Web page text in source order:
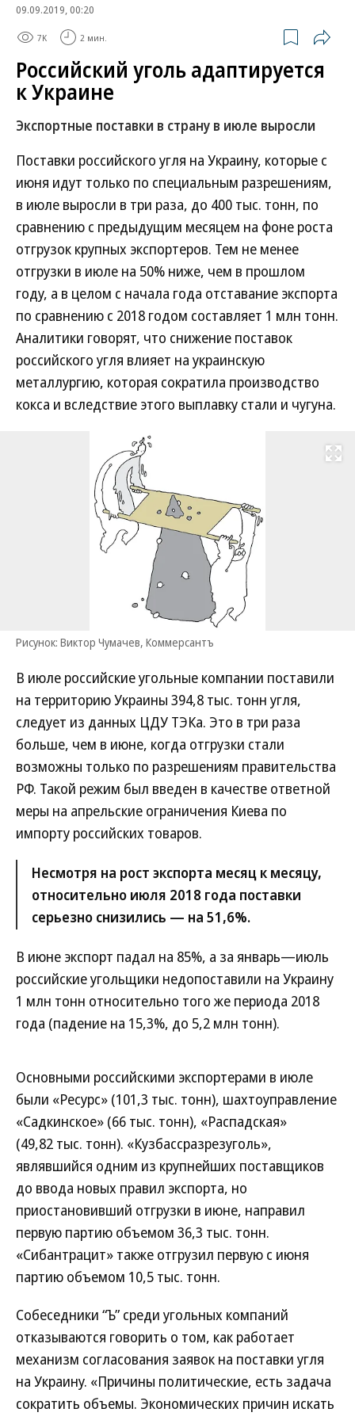
09.09.2019, 00:20
7K 2 мин.
Российский уголь адаптируется
к Украине
Экспортные поставки в страну в июле выросли
Поставки российского угля на Украину, которые с
июня идут только по специальным разрешениям,
в июле выросли в три раза, до 400 тыс. тонн, по
сравнению с предыдущим месяцем на фоне роста
отгрузок крупных экспортеров. Тем не менее
отгрузки в июле на 50% ниже, чем в прошлом
году, а в целом с начала года отставание экспорта
по сравнению с 2018 годом составляет 1 млн тонн.
Аналитики говорят, что снижение поставок
российского угля влияет на украинскую
металлургию, которая сократила производство
кокса и вследствие этого выплавку стали и чугуна.
Развернуть
Рисунок: Виктор Чумачев, Коммерсантъ
В июле российские угольные компании поставили
на территорию Украины 394,8 тыс. тонн угля,
следует из данных ЦДУ ТЭКа. Это в три раза
больше, чем в июне, когда отгрузки стали
возможны только по разрешениям правительства
РФ. Такой режим был введен в качестве ответной
меры на апрельские ограничения Киева по
импорту российских товаров.
Несмотря на рост экспорта месяц к месяцу,
относительно июля 2018 года поставки
серьезно снизились — на 51,6%.
В июне экспорт падал на 85%, а за январь—июль
российские угольщики недопоставили на Украину
1 млн тонн относительно того же периода 2018
года (падение на 15,3%, до 5,2 млн тонн).
Основными российскими экспортерами в июле
были «Ресурс» (101,3 тыс. тонн), шахтоуправление
«Садкинское» (66 тыс. тонн), «Распадская»
(49,82 тыс. тонн). «Кузбассразрезуголь»,
являвшийся одним из крупнейших поставщиков
до ввода новых правил экспорта, но
приостановивший отгрузки в июне, направил
первую партию объемом 36,3 тыс. тонн.
«Сибантрацит» также отгрузил первую с июня
партию объемом 10,5 тыс. тонн.
Собеседники “Ъ” среди угольных компаний
отказываются говорить о том, как работает
механизм согласования заявок на поставки угля
на Украину. «Причины политические, есть задача
сократить объемы. Экономических причин искать